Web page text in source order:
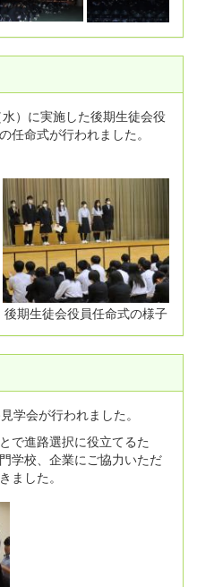
）に実施した後期生徒会役
任命式が行われました。
後期生徒会役員任命式の様子
学会が行われました。
で進路選択に役立てるた
学校、企業にご協力いただ
ました。